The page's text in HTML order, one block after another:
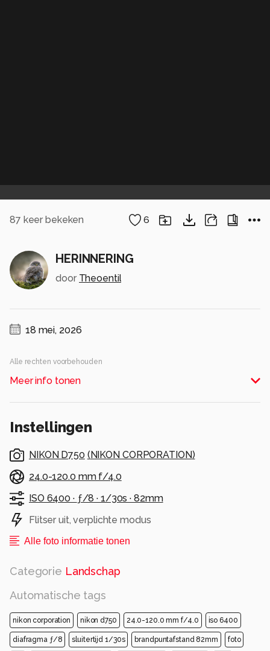
87 keer bekeken 6
HERINNERING
door Theoentil
18 mei, 2026
Alle rechten voorbehouden
Meer info tonen
Instellingen
NIKON D750 (NIKON CORPORATION)
24.0-120.0 mm f/4.0
ISO 6400 · ƒ/8 · 1/30s ·82mm
Flitser uit, verplichte modus
Alle foto informatie tonen
Categorie Landschap
Automatische tags
nikon corporation nikon d750 24.0-120.0 mm f/4.0 iso 6400
diafragma ƒ/8 sluitertijd 1/30s brandpuntafstand 82mm foto